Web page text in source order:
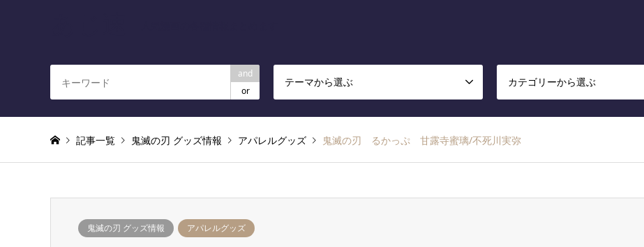
and
or
テーマから選ぶ カテゴリーから選ぶ
記事一覧 鬼滅の刃 グッズ情報 アパレルグッズ 鬼滅の刃 るかっぷ 甘露寺蜜璃/不死川実弥
鬼滅の刃 グッズ情報 アパレルグッズ